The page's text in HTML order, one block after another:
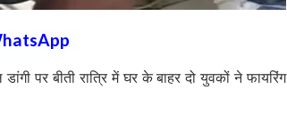
पर बीती रात्रि में घर के बाहर दो युवकों ने फायरिंग